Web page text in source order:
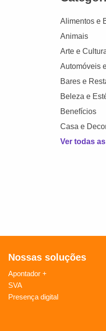
Alimentos e
Animais
Arte e
Automóveis
Bares e
Beleza e
Benefícios
Casa e
Ver todas
Nossas soluções
Apontador +
SVA
Presença digital